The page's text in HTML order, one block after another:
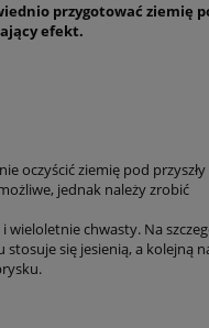
przygotować ziemię
efekt.
oczyścić ziemię pod przyszły
jednak należy zrobić
chwasty. Na
się jesienią, a kolejną